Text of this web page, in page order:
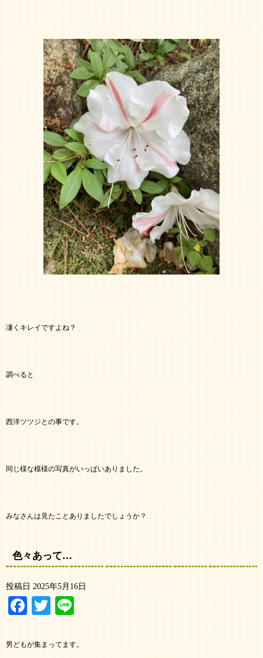
凄くキレイですよね？
調べると
西洋ツツジとの事です。
同じ様な模様の写真がいっぱいありました。
みなさんは見たことありましたでしょうか？
色々あって…
投稿日 2025年5月16日
Facebook
Twitter
男どもが集まってます。